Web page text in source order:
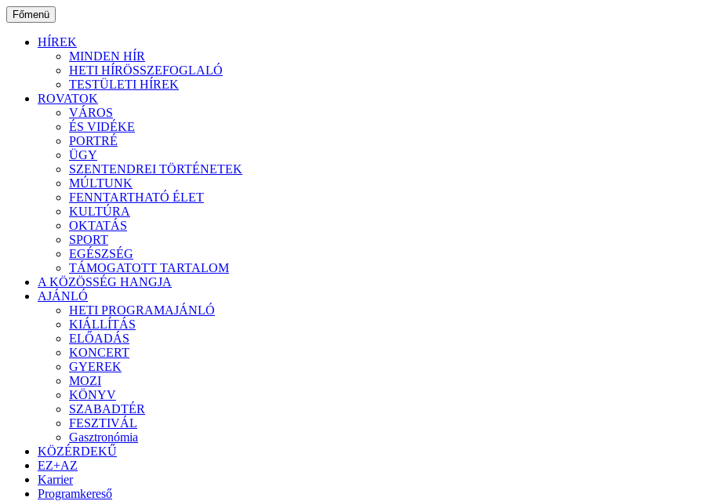
Ugrás
a
tartalomhoz
Főmenü
HÍREK
MINDEN HÍR
HETI HÍRÖSSZEFOGLALÓ
TESTÜLETI HÍREK
ROVATOK
VÁROS
ÉS VIDÉKE
PORTRÉ
ÜGY
SZENTENDREI TÖRTÉNETEK
MÚLTUNK
FENNTARTHATÓ ÉLET
KULTÚRA
OKTATÁS
SPORT
EGÉSZSÉG
TÁMOGATOTT TARTALOM
A KÖZÖSSÉG HANGJA
AJÁNLÓ
HETI PROGRAMAJÁNLÓ
KIÁLLÍTÁS
ELŐADÁS
KONCERT
GYEREK
MOZI
KÖNYV
SZABADTÉR
FESZTIVÁL
Gasztronómia
KÖZÉRDEKŰ
EZ+AZ
Karrier
Programkereső